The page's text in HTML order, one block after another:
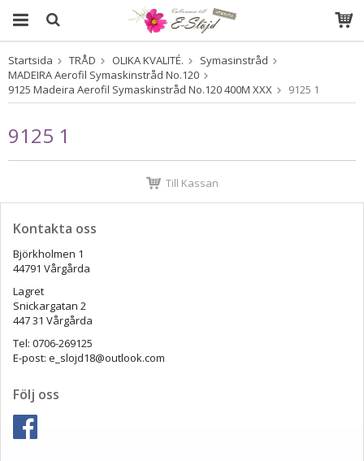
Produkten har blivit tillagd i varukorgen
Startsida TRÅD OLIKA KVALITÉ.
Symasinstråd
MADEIRA Aerofil Symaskinstråd No.120
9125 Madeira Aerofil Symaskinstråd No.120 400M XXX
9125 1
9125 1
Till Kassan
Kontakta oss
Björkholmen 1
44791 Vårgårda
Lagret
Snickargatan 2
447 31 Vårgårda
Tel: 0706-269125
E-post: e_slojd18@outlook.com
Följ oss